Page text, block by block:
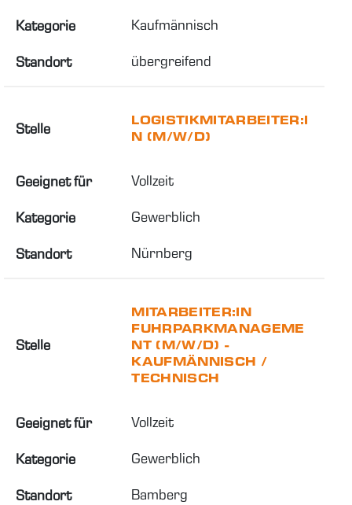
Kategorie Kaufmännisch
Standort übergreifend
Stelle
LOGISTIKMITARBEITER:I
N (M/W/D)
Geeignet für Vollzeit
Kategorie Gewerblich
Standort Nürnberg
Stelle
MITARBEITER:IN
FUHRPARKMANAGEME
NT (M/W/D) -
KAUFMÄNNISCH /
TECHNISCH
Geeignet für Vollzeit
Kategorie Gewerblich
Standort Bamberg